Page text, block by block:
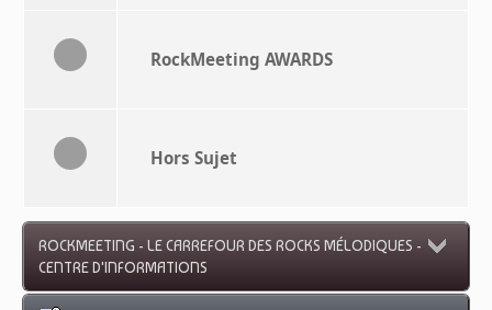
RockMeeting AWARDS
Hors Sujet
ROCKMEETING - LE CARREFOUR DES ROCKS MÉLODIQUES -
CENTRE D'INFORMATIONS